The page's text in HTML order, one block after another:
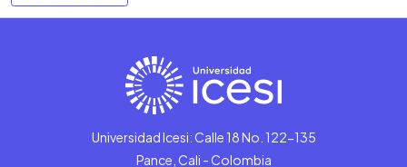
Universidad Icesi: Calle 18 No. 122-135
Pance, Cali - Colombia